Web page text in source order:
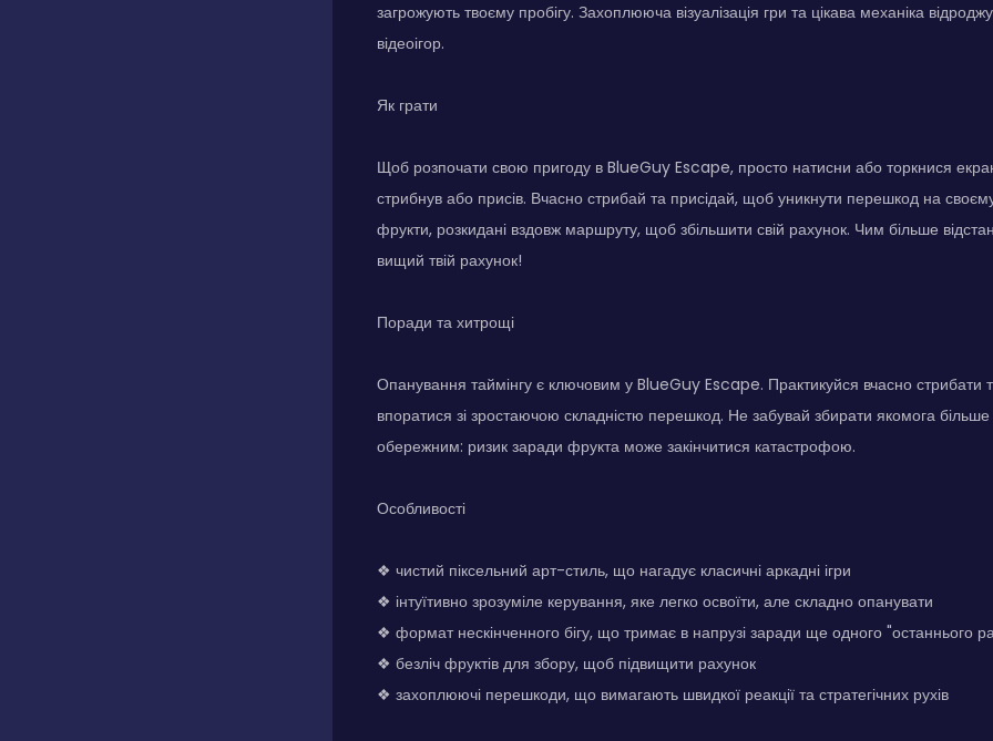
загрожують твоєму пробігу. Захоплююча візуалізація гри та цікава механіка
відеоігор.
Як грати
Щоб розпочати свою пригоду в BlueGuy Escape, просто натисни або торкнися
стрибнув або присів. Вчасно стрибай та присідай, щоб уникнути перешкод на
фрукти, розкидані вздовж маршруту, щоб збільшити свій рахунок. Чим більше
вищий твій рахунок!
Поради та хитрощі
Опанування таймінгу є ключовим у BlueGuy Escape. Практикуйся вчасно стрибати
впоратися зі зростаючою складністю перешкод. Не забувай збирати якомога
обережним: ризик заради фрукта може закінчитися катастрофою.
Особливості
❖ чистий піксельний арт-стиль, що нагадує класичні аркадні ігри
❖ інтуїтивно зрозуміле керування, яке легко освоїти, але складно опанувати
❖ формат нескінченного бігу, що тримає в напрузі заради ще одного "останнього
❖ безліч фруктів для збору, щоб підвищити рахунок
❖ захоплюючі перешкоди, що вимагають швидкої реакції та стратегічних рухів